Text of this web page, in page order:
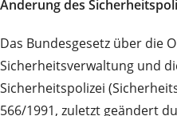
Änderung des
Das Bundesgesetz über die
Sicherheitsverwaltung und
Sicherheitspolizei
566/1991, zuletzt geändert